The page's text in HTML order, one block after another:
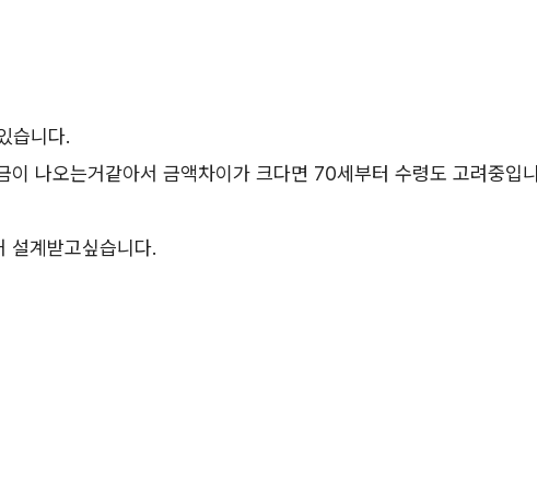
습니다.
이 나오는거같아서 금액차이가 크다면 70세부터 수령도 고려중입
설계받고싶습니다.